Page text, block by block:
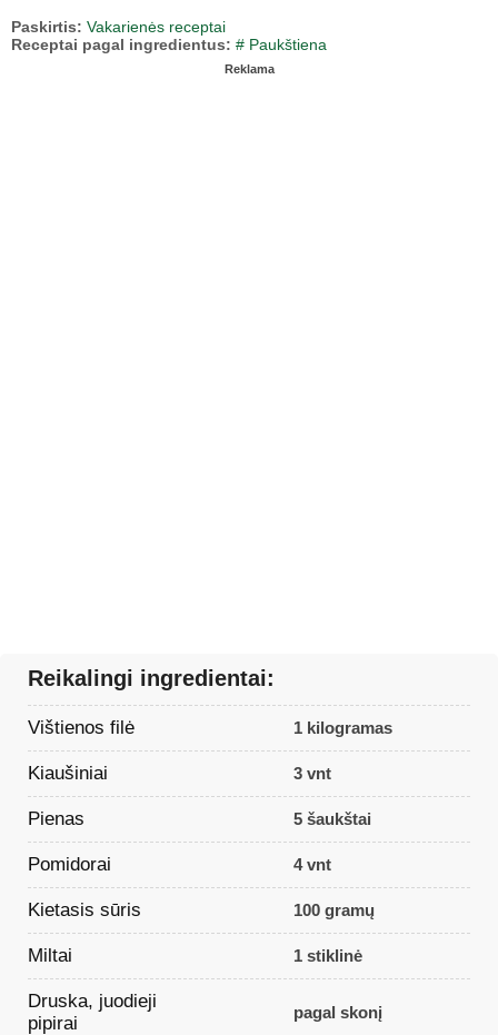
Paskirtis: Vakarienės receptai
Receptai pagal ingredientus: # Paukštiena
Reklama
Reikalingi ingredientai:
Vištienos filė 1 kilogramas
Kiaušiniai 3 vnt
Pienas 5 šaukštai
Pomidorai 4 vnt
Kietasis sūris 100 gramų
Miltai 1 stiklinė
Druska, juodieji
pipirai
pagal skonį